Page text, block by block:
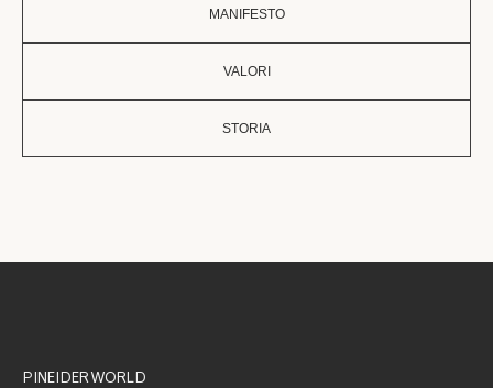
MANIFESTO
VALORI
STORIA
PINEIDER WORLD